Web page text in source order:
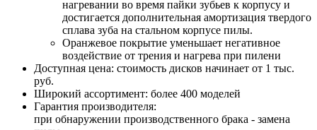
нагревании во время пайки зубьев к корпусу и
достигается дополнительная амортизация твердого
сплава зуба на стальном корпусе пилы.
Оранжевое покрытие уменьшает негативное
воздействие от трения и нагрева при пилени
Доступная цена: стоимость дисков начинает от 1 тыс.
руб.
Широкий ассортимент: более 400 моделей
Гарантия производителя:
при обнаружении производственного брака - замена